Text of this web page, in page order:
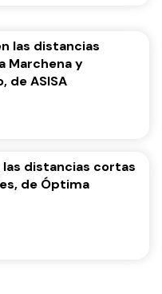
las distancias
Marchena y
de ASISA
las distancias cortas
de Óptima